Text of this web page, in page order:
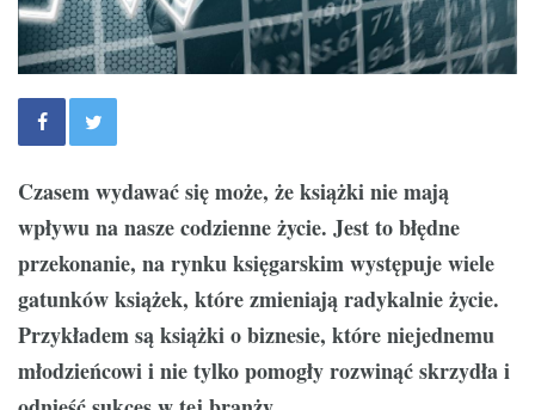
Czasem wydawać się może, że książki nie mają
wpływu na nasze codzienne życie. Jest to błędne
przekonanie, na rynku księgarskim występuje wiele
gatunków książek, które zmieniają radykalnie życie.
Przykładem są książki o biznesie, które niejednemu
młodzieńcowi i nie tylko pomogły rozwinąć skrzydła i